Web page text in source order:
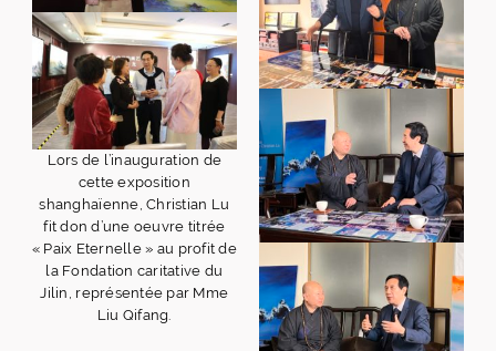
Lors de l’inauguration de
cette exposition
shanghaïenne, Christian Lu
fit don d’une oeuvre titrée
« Paix Eternelle » au profit de
la Fondation caritative du
Jilin, représentée par Mme
Liu Qifang.